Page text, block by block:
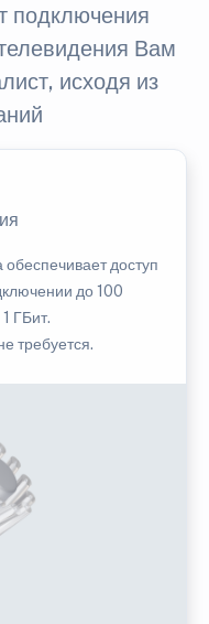
подключения
Вам
исходя из
обеспечивает доступ
до 100
ГБит.
требуется.